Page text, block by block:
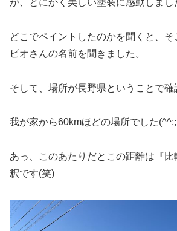
が、とにかく美しい塗装に感動しまし
どこでペイントしたのかを聞くと、そ
ピオさんの名前を聞きました。
そして、場所が長野県ということで確
我が家から60kmほどの場所でした(^^;;
あっ、このあたりだとこの距離は『
釈です(笑)